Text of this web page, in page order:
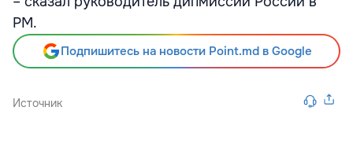
РМ.
Подпишитесь на новости Point.md в Google
Источник